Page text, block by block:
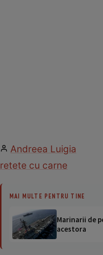
Andreea Luigia
retete cu carne
MAI MULTE PENTRU TINE
Marinarii de
acestora